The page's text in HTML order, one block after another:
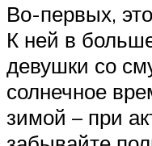
Во-первых,
К ней в
девушки со
солнечное
зимой – при